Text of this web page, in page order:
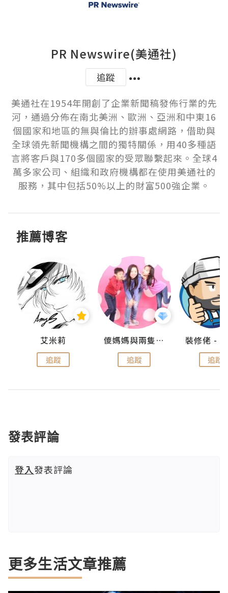
PR Newswire(美通社)
追蹤
美通社在1954年開創了企業新聞稿發佈行業的先
河，通過分佈在南北美洲、歐洲、亞洲和中東16
個國家和地區的無與倫比的辦事處網路，借助與
全球領先新聞機構之間的獨特關係，用40多種語
言將客戶與170多個國家的受眾聯繫起來。全球4
萬多家公司、組織和政府機構都在使用美通社的
服務，其中包括50%以上的財富500強企業。
推薦博客
艾米莉
追蹤
儍媽媽與兩隻小魔怪之家
追蹤 追蹤
發表評論
登入發表評論
更多生活文章推薦